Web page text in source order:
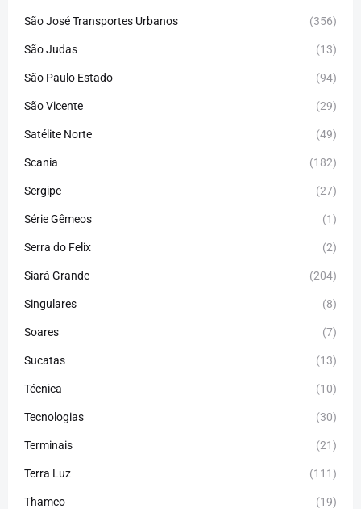
São José Transportes Urbanos (356)
São Judas (13)
São Paulo Estado (94)
São Vicente (29)
Satélite Norte (49)
Scania (182)
Sergipe (27)
Série Gêmeos (1)
Serra do Felix (2)
Siará Grande (204)
Singulares (8)
Soares (7)
Sucatas (13)
Técnica (10)
Tecnologias (30)
Terminais (21)
Terra Luz (111)
Thamco (19)